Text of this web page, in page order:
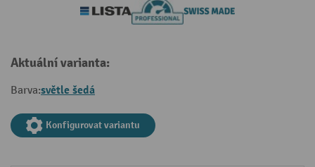
Aktuální varianta:
Barva:světle šedá
Konfigurovat variantu